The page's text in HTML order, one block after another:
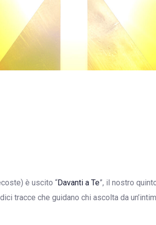
è uscito “Davanti a Te”, il nostro
tracce che guidano chi ascolta da